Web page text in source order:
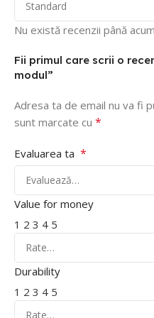
Nu există recenzii până
Fii primul care scrii o
modul”
Adresa ta de email nu va fi
sunt marcate cu *
Evaluarea ta *
Value for money
1 2 3 4 5
Durability
1 2 3 4 5